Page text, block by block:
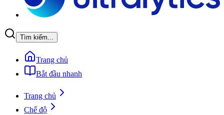
Tìm kiếm...
Trang chủ
Bắt đầu nhanh
Trang chủ
Chế độ